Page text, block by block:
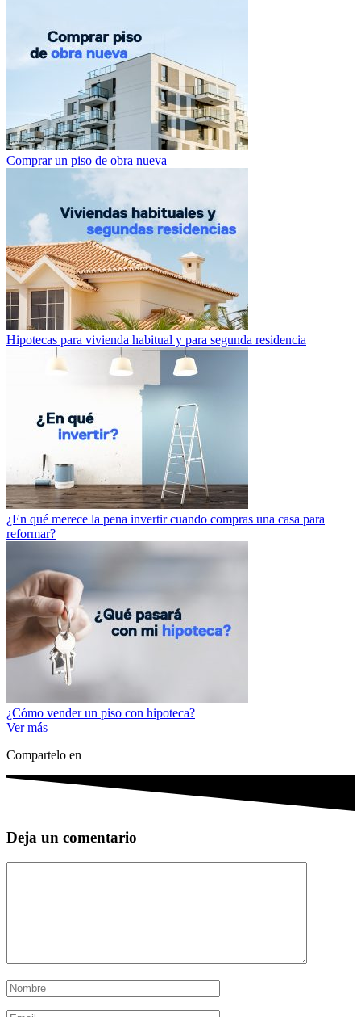
Comprar un piso de obra nueva
Hipotecas para vivienda habitual y para segunda residencia
¿En qué merece la pena invertir cuando compras una casa para
reformar?
¿Cómo vender un piso con hipoteca?
Ver más
Compartelo en
Deja un comentario